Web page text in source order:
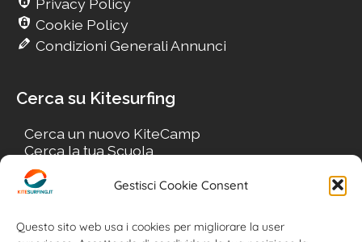
Gestisci Cookie Consent
Questo sito web usa i cookies per migliorare la user
Cookie Policy
Condizioni Generali Annunci
Cerca su Kitesurfing
Cerca un nuovo KiteCamp
Cerca la tua Scuola
Cerca il tuo KiteSpot
Cerca Accommodation
Cerca il tuo Usato